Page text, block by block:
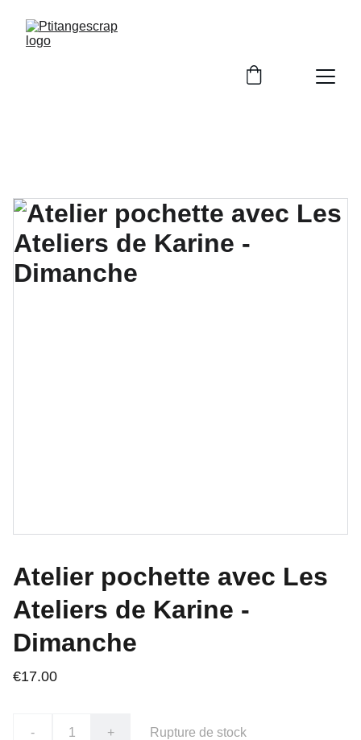
Atelier pochette avec Les
Ateliers de Karine -
Dimanche
€17.00
- + Rupture de stock